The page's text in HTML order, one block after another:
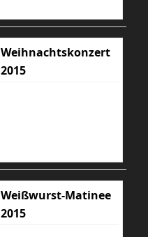
Weihnachtskonzert
2015
Weißwurst-Matinee
2015